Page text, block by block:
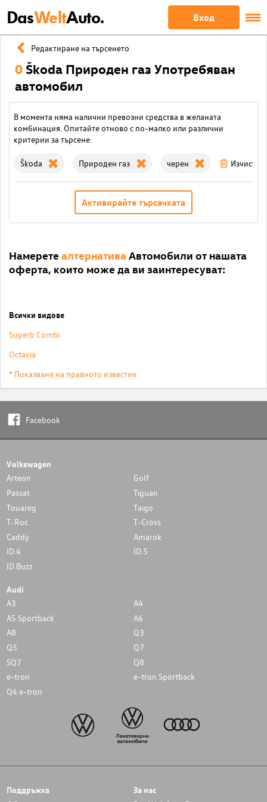
DasWeltAuto. Вход
Редактиране на търсенето
0 Škoda Природен газ Употребяван
автомобил
В момента няма налични превозни средства в желаната
комбинация. Опитайте отново с по-малко или различни
критерии за търсене:
Škoda Природен газ черен Изчисти
Активирайте търсачката
Намерете алтернативаАвтомобили от нашата
оферта, които може да ви заинтересуват:
Всички видове
Superb Combi
Octavia
* Показване на правното известие
Facebook
Volkswagen
Arteon
Golf
Passat
Tiguan
Touareg
Taigo
T-Roc
T-Cross
Caddy
Amarok
ID.4
ID.5
ID.Buzz
Audi
A3
A4
A5 Sportback
A6
A8
Q3
Q5
Q7
SQ7
Q8
e-tron
e-tron Sportback
Q4 e-tron
Поддръжка За нас